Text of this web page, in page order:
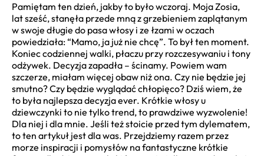
Pamiętam ten dzień, jakby to było wczoraj. Moja Zosia,
lat sześć, stanęła przede mną z grzebieniem zaplątanym
w swoje długie do pasa włosy i ze łzami w oczach
powiedziała: “Mamo, ja już nie chcę”. To był ten moment.
Koniec codziennej walki, płaczu przy rozczesywaniu i tony
odżywek. Decyzja zapadła – ścinamy. Powiem wam
szczerze, miałam więcej obaw niż ona. Czy nie będzie jej
smutno? Czy będzie wyglądać chłopięco? Dziś wiem, że
to była najlepsza decyzja ever. Krótkie włosy u
dziewczynki to nie tylko trend, to prawdziwe wyzwolenie!
Dla niej i dla mnie. Jeśli też stoicie przed tym dylematem,
to ten artykuł jest dla was. Przejdziemy razem przez
morze inspiracji i pomysłów na fantastyczne krótkie